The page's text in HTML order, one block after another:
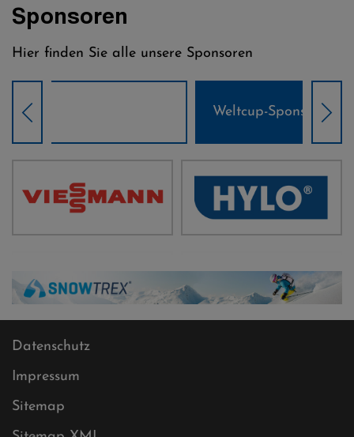
Sponsoren
Hier finden Sie alle unsere Sponsoren
Weltcup-Sponsoren Damen